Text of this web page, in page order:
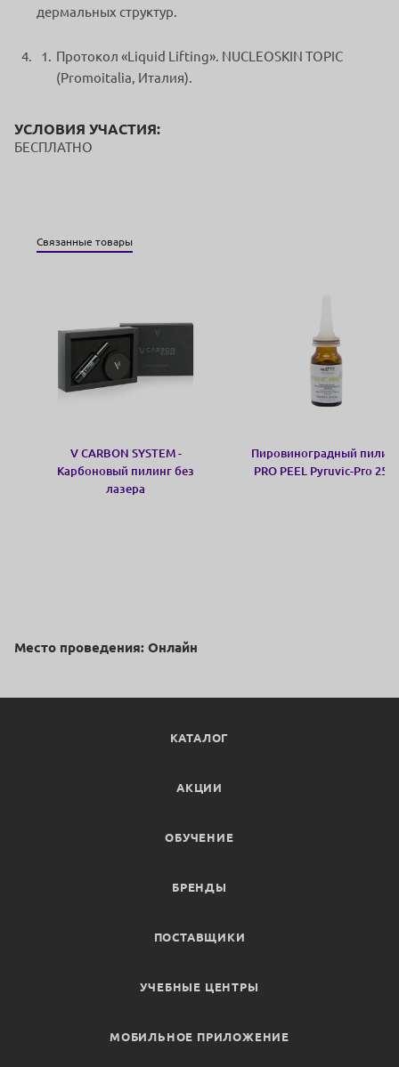
дермальных структур.
Протокол «Liquid Lifting». NUCLEOSKIN TOPIC
(Promoitalia, Италия).
УСЛОВИЯ УЧАСТИЯ:
БЕСПЛАТНО
Связанные товары
V CARBON SYSTEM -
Карбоновый пилинг без
лазера
Пировиноградный
PRO PEEL Pyruvic-Pro 25%
Место проведения: Онлайн
КАТАЛОГ
АКЦИИ
ОБУЧЕНИЕ
БРЕНДЫ
ПОСТАВЩИКИ
УЧЕБНЫЕ ЦЕНТРЫ
МОБИЛЬНОЕ ПРИЛОЖЕНИЕ